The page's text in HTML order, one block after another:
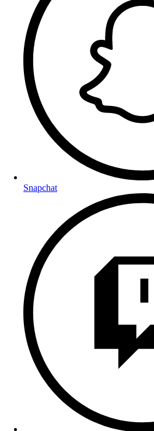
Snapchat